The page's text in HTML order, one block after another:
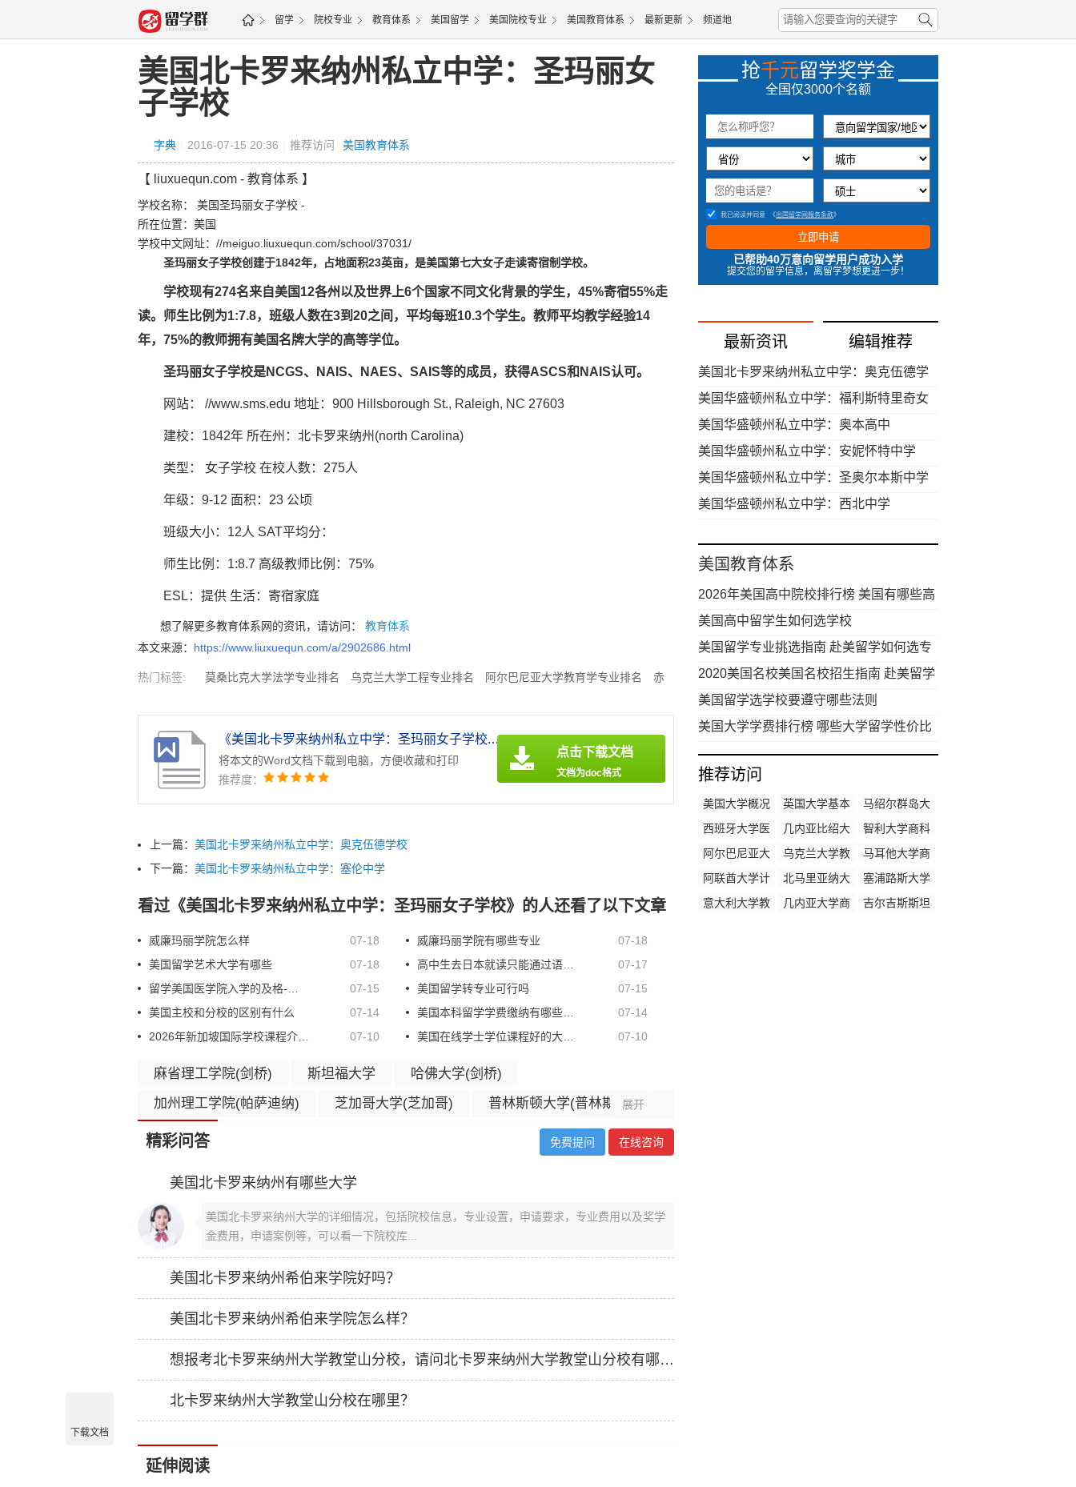
留学 院校专业 教育体系 美国留学 美国院校专业 美国教育体系 最新更新 频道地
美国北卡罗来纳州私立中学：圣玛丽女
子学校
字典 2016-07-15 20:36 推荐访问 美国教育体系
【 liuxuequn.com - 教育体系 】
学校名称： 美国圣玛丽女子学校 -
所在位置：美国
学校中文网址： //meiguo.liuxuequn.com/school/37031/
圣玛丽女子学校创建于1842年，占地面积23英亩，是美国第七大女子走读寄宿制学校。
学校现有274名来自美国12各州以及世界上6个国家不同文化背景的学生，45%寄宿55%走
读。师生比例为1:7.8，班级人数在3到20之间，平均每班10.3个学生。教师平均教学经验14
年，75%的教师拥有美国名牌大学的高等学位。
圣玛丽女子学校是NCGS、NAIS、NAES、SAIS等的成员，获得ASCS和NAIS认可。
网站： //www.sms.edu 地址：900 Hillsborough St., Raleigh, NC 27603
建校：1842年 所在州：北卡罗来纳州(north Carolina)
类型： 女子学校 在校人数：275人
年级：9-12 面积：23 公顷
班级大小：12人 SAT平均分：
师生比例：1:8.7 高级教师比例：75%
ESL：提供 生活：寄宿家庭
想了解更多教育体系网的资讯，请访问： 教育体系
本文来源： https://www.liuxuequn.com/a/2902686.html
热门标签: 莫桑比克大学法学专业排名 乌克兰大学工程专业排名 阿尔巴尼亚大学教育学专业排名
赤
专业排名
智利大学商科专业排名 萨尔瓦多大学法学专业排名 中国香港大学教育学专业排名
《美国北卡罗来纳州私立中学：圣玛丽女子学校.doc》
将本文的Word文档下载到电脑，方便收藏和打印
推荐度：
点击下载文档
文档为doc格式
上一篇： 美国北卡罗来纳州私立中学：奥克伍德学校
下一篇： 美国北卡罗来纳州私立中学：塞伦中学
看过《美国北卡罗来纳州私立中学：圣玛丽女子学校》的人还看了以下文章
威廉玛丽学院怎么样 07-18 威廉玛丽学院有哪些专业
07-18
美国留学艺术大学有哪些
07-18
07-17
07-15 美国留学转专业可行吗
07-15
美国主校和分校的区别有什么
07-14
07-14
07-10 07-10
麻省理工学院(剑桥) 斯坦福大学
哈佛大学(剑桥)
加州理工学院(帕萨迪纳)
芝加哥大学(芝加哥)
普林斯顿大学(普林斯顿)
曼彻斯特大学(印第安纳州)
耶鲁大学
华盛顿大学(西雅图)
密歇根大学安娜堡分校
加州大学洛杉矶分校(洛杉矶)
圣路易斯华盛顿大学
南加州大学(洛杉矶)
布朗大学(普罗维登斯)
展开
精彩问答 免费提问 在线咨询
美国北卡罗来纳州有哪些大学
美国北卡罗来纳州大学的详细情况，包括院校信息，专业设置，申请要求，专业费用以及奖学
金费用，申请案例等，可以看一下院校库...
美国北卡罗来纳州希伯来学院好吗？
美国北卡罗来纳州希伯来学院怎么样？
想报考北卡罗来纳州大学教堂山分校，请问北卡罗来纳州大学教堂山分校有哪些专业可选择？
北卡罗来纳州大学教堂山分校在哪里？
延伸阅读
抢千元留学奖学金
全国仅3000个名额
34分钟前北京吴同学成功获取奖学金
43秒前北京范同学成功获取奖学金
7秒前广西尤同学成功获取奖学金
50秒前江苏肖同学成功获取奖学金
我已阅读并同意 《出国留学网服务条款》
立即申请
已帮助40万意向留学用户成功入学
提交您的留学信息，离留学梦想更进一步！
最新资讯 编辑推荐
美国北卡罗来纳州私立中学：奥克伍德学
校
美国华盛顿州私立中学：福利斯特里奇女
子中学
美国华盛顿州私立中学：奥本高中
美国华盛顿州私立中学：安妮怀特中学
美国华盛顿州私立中学：圣奥尔本斯中学
美国华盛顿州私立中学：西北中学
美国教育体系
2026年美国高中院校排行榜 美国有哪些高
中值得申请
美国高中留学生如何选学校
美国留学专业挑选指南 赴美留学如何选专
业
2020美国名校美国名校招生指南 赴美留学
要满足哪些要求
美国留学选学校要遵守哪些法则
美国大学学费排行榜 哪些大学留学性价比
推荐访问
美国大学概况
英国大学基本
概况
马绍尔群岛大
学医学专业排
西班牙大学医
学专业排名
几内亚比绍大
学医学专业排
智利大学商科
专业排名
阿尔巴尼亚大
学商科专业排
乌克兰大学教
育学专业排名
马耳他大学商
科专业排名
阿联酋大学计
算机专业排名
北马里亚纳大
学工程专业排
塞浦路斯大学
法学专业排名
意大利大学教
几内亚大学商
吉尔吉斯斯坦
下载文档